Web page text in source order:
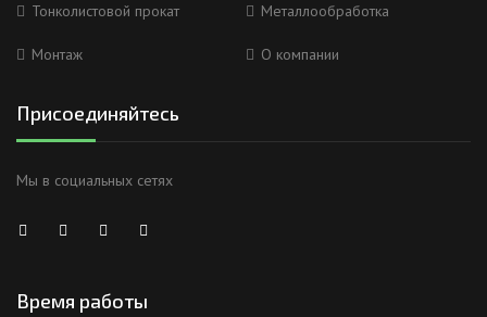
Тонколистовой прокат Металлообработка
Монтаж О компании
Присоединяйтесь
Мы в социальных сетях
Время работы